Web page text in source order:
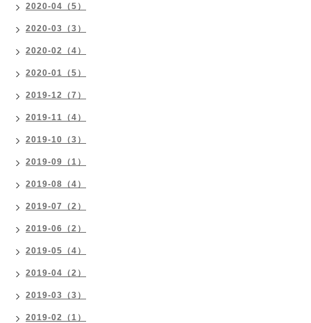
2020-04（5）
2020-03（3）
2020-02（4）
2020-01（5）
2019-12（7）
2019-11（4）
2019-10（3）
2019-09（1）
2019-08（4）
2019-07（2）
2019-06（2）
2019-05（4）
2019-04（2）
2019-03（3）
2019-02（1）